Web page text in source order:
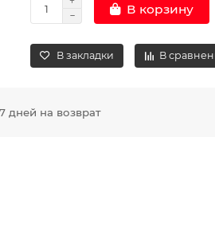
В корзину
В закладки В
7 дней на возврат